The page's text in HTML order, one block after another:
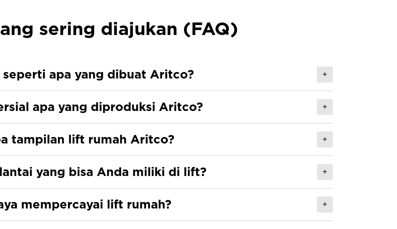
sering diajukan (FAQ)
apa yang dibuat Aritco? +
apa yang diproduksi Aritco? +
tampilan lift rumah Aritco? +
yang bisa Anda miliki di lift? +
mempercayai lift rumah? +